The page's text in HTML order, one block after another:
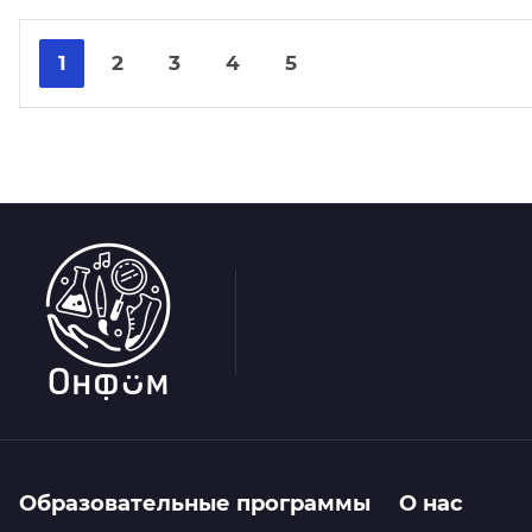
1 2 3 4 5
Образовательные программы О нас